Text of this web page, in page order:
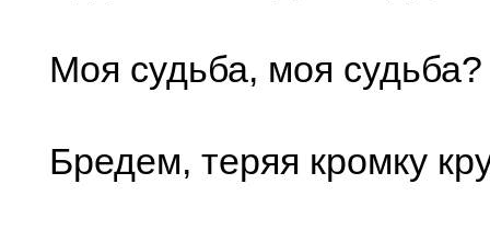
Моя судьба, моя судьба?
Бредем, теряя кромку